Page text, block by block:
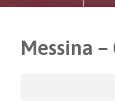
Messina